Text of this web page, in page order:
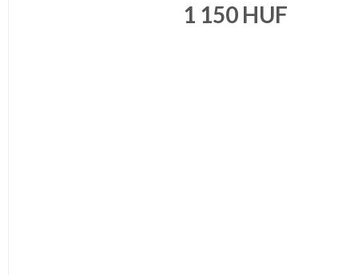
1 150 HUF